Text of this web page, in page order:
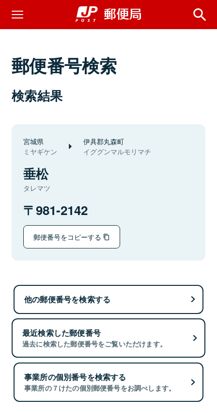
郵便番号検索
検索結果
宮城県
ミヤギケン
伊具郡丸森町
イググンマルモリマチ
垂松
タレマツ
981-2142
郵便番号をコピーする
他の郵便番号を検索する
最近検索した郵便番号
過去に検索した郵便番号をご覧いただけます。
事業所の個別番号を検索する
事業所の７けたの個別郵便番号をお調べします。